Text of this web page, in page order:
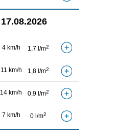
17.08.2026
4 km/h 1,7 l/m2
11 km/h 1,8 l/m2
14 km/h 0,9 l/m2
7 km/h 0 l/m2